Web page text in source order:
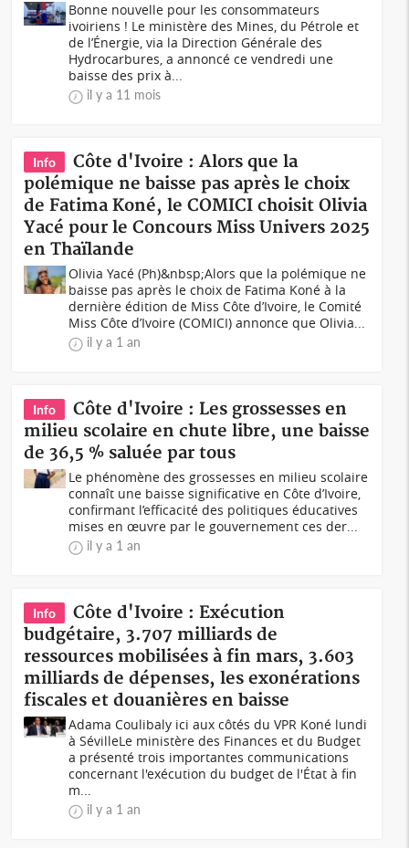
Bonne nouvelle pour les consommateurs
ivoiriens ! Le ministère des Mines, du Pétrole et
de l’Énergie, via la Direction Générale des
Hydrocarbures, a annoncé ce vendredi une
baisse des prix à...
il y a 11 mois
Info
Côte d'Ivoire : Alors que la
polémique ne baisse pas après le choix
de Fatima Koné, le COMICI choisit Olivia
Yacé pour le Concours Miss Univers 2025
en Thaïlande
Olivia Yacé (Ph)&nbsp;Alors que la polémique ne
baisse pas après le choix de Fatima Koné à la
dernière édition de Miss Côte d’Ivoire, le Comité
Miss Côte d’Ivoire (COMICI) annonce que Olivia...
il y a 1 an
Info
Côte d'Ivoire : Les grossesses en
milieu scolaire en chute libre, une baisse
de 36,5 % saluée par tous
Le phénomène des grossesses en milieu scolaire
connaît une baisse significative en Côte d’Ivoire,
confirmant l’efficacité des politiques éducatives
mises en œuvre par le gouvernement ces der...
il y a 1 an
Info
Côte d'Ivoire : Exécution
budgétaire, 3.707 milliards de
ressources mobilisées à fin mars, 3.603
milliards de dépenses, les exonérations
fiscales et douanières en baisse
Adama Coulibaly ici aux côtés du VPR Koné lundi
à SévilleLe ministère des Finances et du Budget
a présenté trois importantes communications
concernant l'exécution du budget de l'État à fin
m...
il y a 1 an